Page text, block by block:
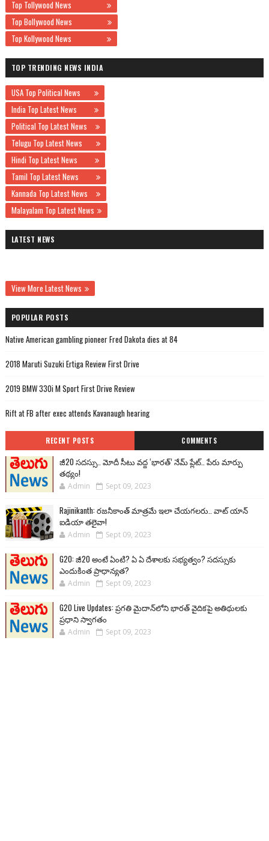
Top Tollywood News
Top Bollywood News
Top Kollywood News
TOP TRENDING NEWS INDIA
USA Top Political News
India Top Latest News
Political Top Latest News
Telugu Top Latest News
Hindi Top Latest News
Tamil Top Latest News
Kannada Top Latest News
Malayalam Top Latest News
LATEST NEWS
View More Latest News
POPULAR POSTS
Native American gambling pioneer Fred Dakota dies at 84
2018 Maruti Suzuki Ertiga Review First Drive
2019 BMW 330i M Sport First Drive Review
Rift at FB after exec attends Kavanaugh hearing
RECENT POSTS COMMENTS
జీ20 సదస్సు.. మోదీ సీటు వద్ద ‘భారత్’ నేమ్ ప్లేట్‌.. పేరు మార్పు
తథ్యం!
Admin Sept 09, 2023
Rajinikanth: రజనీకాంత్ మాత్రమే ఇలా చేయగలరు.. వాట్ యాన్
ఐడియా తలైవా!
Admin Sept 09, 2023
G20: జీ20 అంటే ఏంటి? ఏ ఏ దేశాలకు సభ్యత్వం? సదస్సుకు
ఎందుకింత ప్రాధాన్యత?
Admin Sept 09, 2023
G20 Live Updates: ప్రగతి మైదాన్‌లోని భారత్ వైదికపై అతిథులకు
ప్రధాని స్వాగతం
Admin Sept 09, 2023